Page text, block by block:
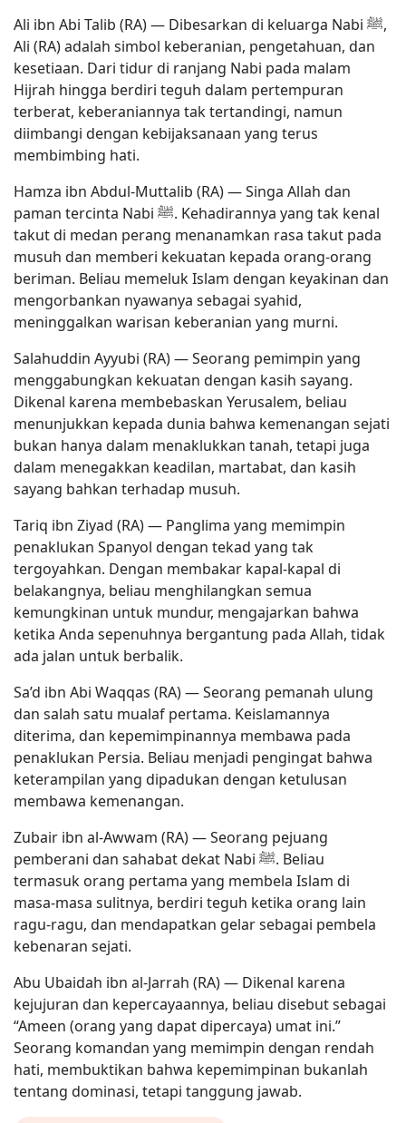
Ali ibn Abi Talib (RA) — Dibesarkan di keluarga Nabi ﷺ,
Ali (RA) adalah simbol keberanian, pengetahuan, dan
kesetiaan. Dari tidur di ranjang Nabi pada malam
Hijrah hingga berdiri teguh dalam pertempuran
terberat, keberaniannya tak tertandingi, namun
diimbangi dengan kebijaksanaan yang terus
membimbing hati.
Hamza ibn Abdul-Muttalib (RA) — Singa Allah dan
paman tercinta Nabi ﷺ. Kehadirannya yang tak kenal
takut di medan perang menanamkan rasa takut pada
musuh dan memberi kekuatan kepada orang-orang
beriman. Beliau memeluk Islam dengan keyakinan dan
mengorbankan nyawanya sebagai syahid,
meninggalkan warisan keberanian yang murni.
Salahuddin Ayyubi (RA) — Seorang pemimpin yang
menggabungkan kekuatan dengan kasih sayang.
Dikenal karena membebaskan Yerusalem, beliau
menunjukkan kepada dunia bahwa kemenangan sejati
bukan hanya dalam menaklukkan tanah, tetapi juga
dalam menegakkan keadilan, martabat, dan kasih
sayang bahkan terhadap musuh.
Tariq ibn Ziyad (RA) — Panglima yang memimpin
penaklukan Spanyol dengan tekad yang tak
tergoyahkan. Dengan membakar kapal-kapal di
belakangnya, beliau menghilangkan semua
kemungkinan untuk mundur, mengajarkan bahwa
ketika Anda sepenuhnya bergantung pada Allah, tidak
ada jalan untuk berbalik.
Sa’d ibn Abi Waqqas (RA) — Seorang pemanah ulung
dan salah satu mualaf pertama. Keislamannya
diterima, dan kepemimpinannya membawa pada
penaklukan Persia. Beliau menjadi pengingat bahwa
keterampilan yang dipadukan dengan ketulusan
membawa kemenangan.
Zubair ibn al-Awwam (RA) — Seorang pejuang
pemberani dan sahabat dekat Nabi ﷺ. Beliau
termasuk orang pertama yang membela Islam di
masa-masa sulitnya, berdiri teguh ketika orang lain
ragu-ragu, dan mendapatkan gelar sebagai pembela
kebenaran sejati.
Abu Ubaidah ibn al-Jarrah (RA) — Dikenal karena
kejujuran dan kepercayaannya, beliau disebut sebagai
“Ameen (orang yang dapat dipercaya) umat ini.”
Seorang komandan yang memimpin dengan rendah
hati, membuktikan bahwa kepemimpinan bukanlah
tentang dominasi, tetapi tanggung jawab.